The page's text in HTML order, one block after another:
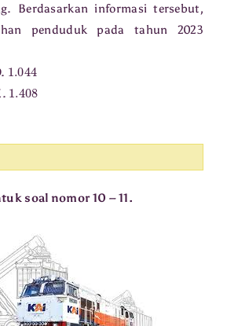
Berdasarkan informasi tersebut,
penduduk pada tahun 2023
1.044
1.408
soal nomor 10 – 11.